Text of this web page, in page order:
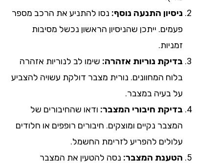
ניסיון התנעה נוסף:נסו להתניע את הרכב מספר
פעמים. ייתכן שהניסיון הראשון נכשל מסיבות
זמניות.
בדיקת נוריות אזהרה:שימו לב לנוריות אזהרה
בלוח המחוונים. נורית מצבר דולקת עשויה להצביע
על בעיה במצבר.
בדיקת חיבורי המצבר:ודאו שהחיבורים של
המצבר נקיים ומוצקים. חיבורים רופפים או חלודים
עלולים להפריע לזרימת החשמל.
הטענת המצבר:נסה להטעין את המצבר